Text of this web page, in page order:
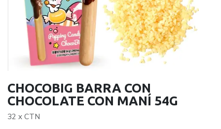
CHOCOBIG BARRA CON
CHOCOLATE CON MANÍ 54G
32 x CTN